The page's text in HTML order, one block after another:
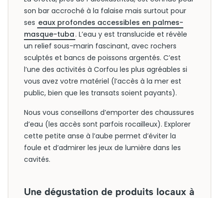
son bar accroché à la falaise mais surtout pour
ses eaux profondes accessibles en palmes-
masque-tuba . L’eau y est translucide et révèle
un relief sous-marin fascinant, avec rochers
sculptés et bancs de poissons argentés. C’est
l’une des activités à Corfou les plus agréables si
vous avez votre matériel (l’accès à la mer est
public, bien que les transats soient payants).
Nous vous conseillons d’emporter des chaussures
d’eau (les accès sont parfois rocailleux). Explorer
cette petite anse à l’aube permet d’éviter la
foule et d’admirer les jeux de lumière dans les
cavités.
Une dégustation de produits locaux à